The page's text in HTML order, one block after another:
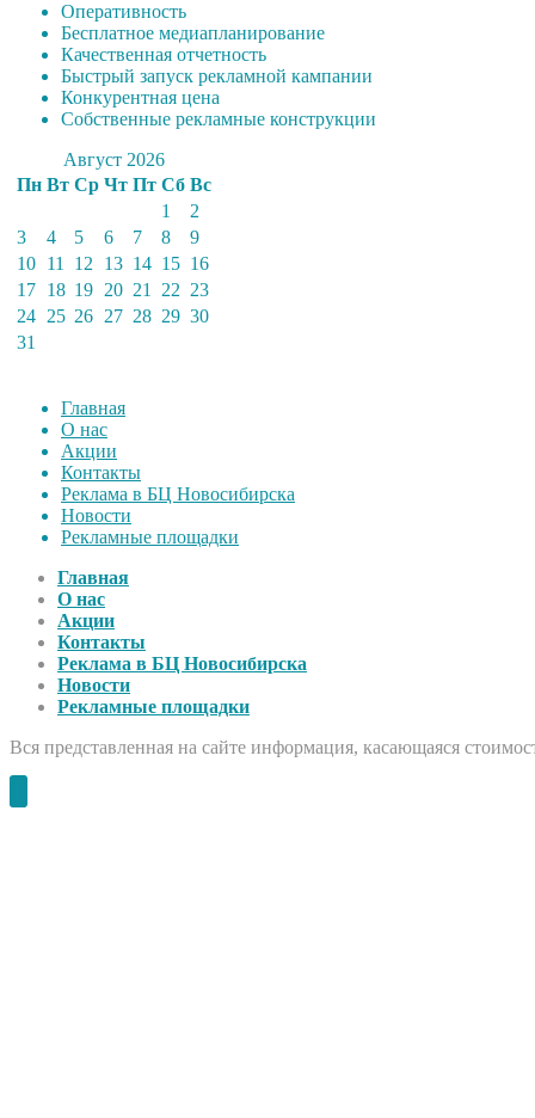
Оперативность
Бесплатное медиапланирование
Качественная отчетность
Быстрый запуск рекламной кампании
Конкурентная цена
Собственные рекламные конструкции
Август 2026
Пн Вт Ср Чт Пт Сб Вс
1
2
3
4 5 6 7 8
9
10 11 12 13 14 15 16
17 18 19 20 21 22 23
24 25 26 27 28 29 30
31
Главная
О нас
Акции
Контакты
Реклама в БЦ Новосибирска
Новости
Рекламные площадки
Главная
О нас
Акции
Контакты
Реклама в БЦ Новосибирска
Новости
Рекламные площадки
Вся представленная на сайте информация, касающаяся